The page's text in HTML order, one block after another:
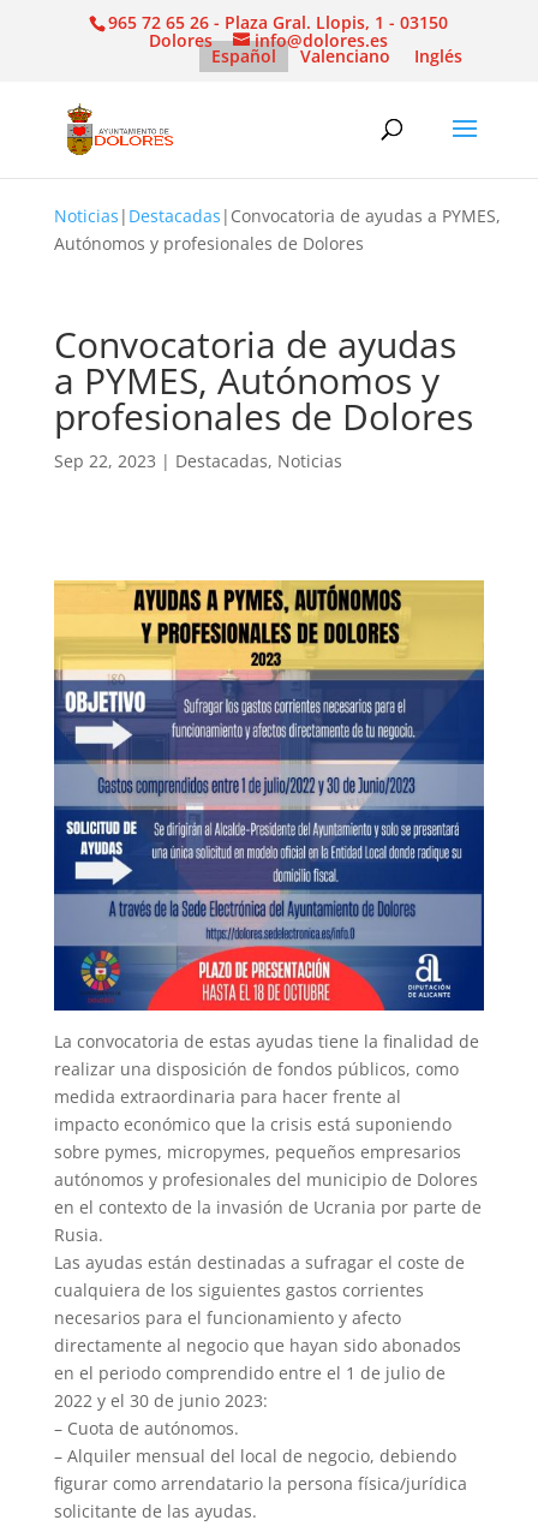
965 72 65 26 - Plaza Gral. Llopis, 1 - 03150
Dolores info@dolores.es
Español Valenciano Inglés
Noticias | Destacadas | Convocatoria de ayudas a PYMES,
Autónomos y profesionales de Dolores
Convocatoria de ayudas
a PYMES, Autónomos y
profesionales de Dolores
Sep 22, 2023 | Destacadas, Noticias
La convocatoria de estas ayudas tiene la finalidad de
realizar una disposición de fondos públicos, como
medida extraordinaria para hacer frente al
impacto económico que la crisis está suponiendo
sobre pymes, micropymes, pequeños empresarios
autónomos y profesionales del municipio de Dolores
en el contexto de la invasión de Ucrania por parte de
Rusia.
Las ayudas están destinadas a sufragar el coste de
cualquiera de los siguientes gastos corrientes
necesarios para el funcionamiento y afecto
directamente al negocio que hayan sido abonados
en el periodo comprendido entre el 1 de julio de
2022 y el 30 de junio 2023:
– Cuota de autónomos.
– Alquiler mensual del local de negocio, debiendo
figurar como arrendatario la persona física/jurídica
solicitante de las ayudas.